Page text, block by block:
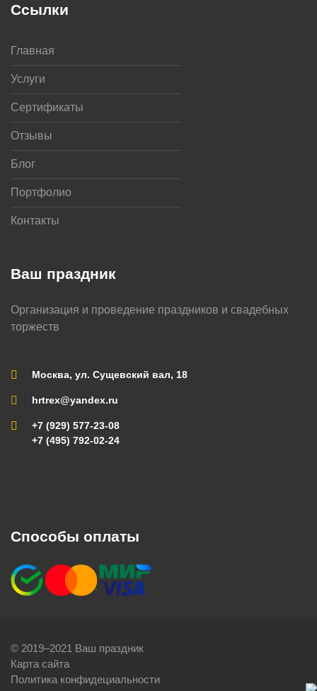
Ваш праздник
Организация и проведение праздников и свадебных
торжеств
Москва, ул. Сущевский вал, 18
hrtrex@yandex.ru
+7 (929) 577-23-08
+7 (495) 792-02-24
Ссылки
Главная
Услуги
Сертификаты
Отзывы
Блог
Портфолио
Контакты
Способы оплаты
© 2019–2021 Ваш праздник
Карта сайта
Политика конфидециальности